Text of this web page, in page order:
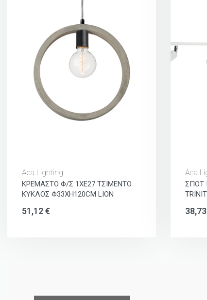
Aca Lighting
ΚΡΕΜΑΣΤΟ Φ/Σ 1ΧΕ27 ΤΣΙΜΕΝΤΟ
ΚΥΚΛΟΣ Φ33XH120CM LION
51,12€
Aca
ΣΠΟΤ
38,73